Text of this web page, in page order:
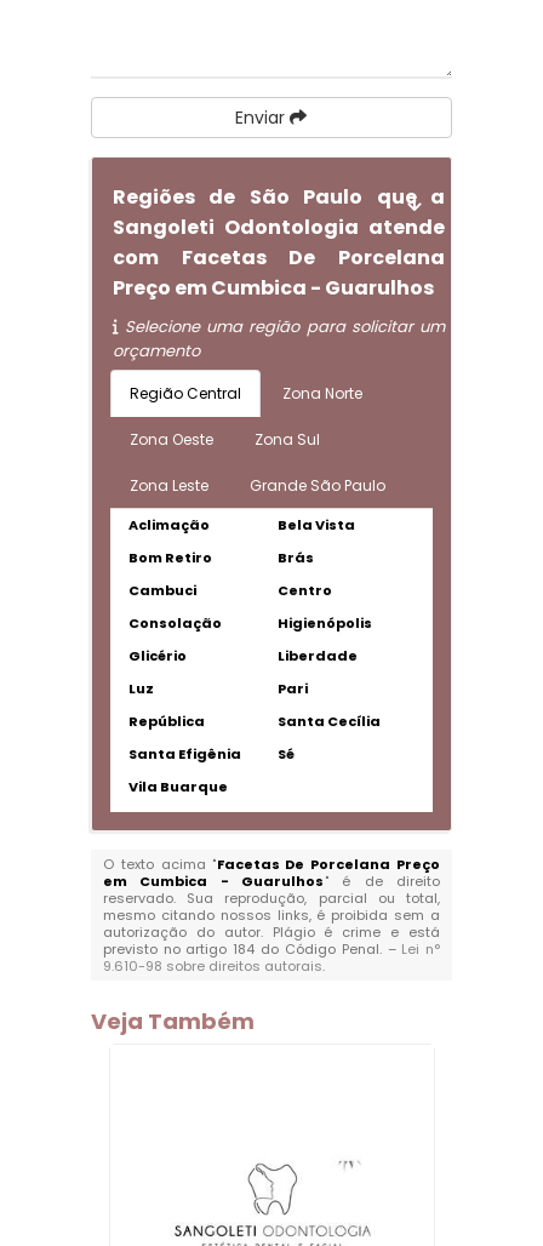
Enviar
Regiões de São Paulo que a
Sangoleti Odontologia atende
com Facetas De Porcelana
Preço em Cumbica - Guarulhos
Selecione uma região para solicitar um
orçamento
Região Central Zona Norte
Zona Oeste Zona Sul
Zona Leste Grande São Paulo
Aclimação
Bela Vista
Bom Retiro
Brás
Cambuci
Centro
Consolação
Higienópolis
Glicério
Liberdade
Luz
Pari
República
Santa Cecília
Santa Efigênia
Sé
Vila Buarque
O texto acima "Facetas De Porcelana Preço
em Cumbica - Guarulhos" é de direito
reservado. Sua reprodução, parcial ou total,
mesmo citando nossos links, é proibida sem a
autorização do autor. Plágio é crime e está
previsto no artigo 184 do Código Penal. – Lei n°
9.610-98 sobre direitos autorais.
Veja Também